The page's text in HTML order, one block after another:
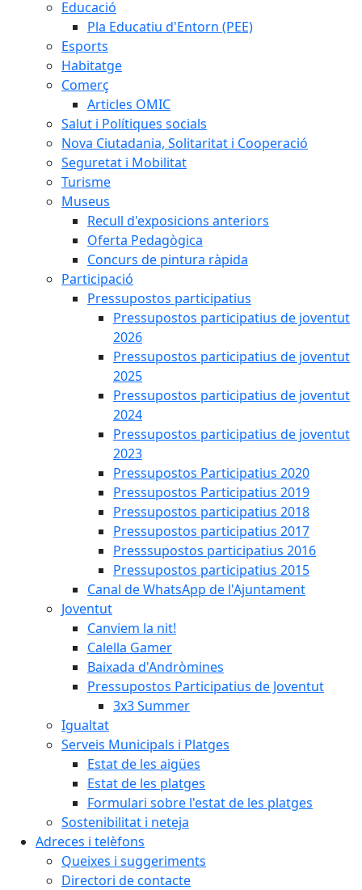
Educació
Pla Educatiu d'Entorn (PEE)
Esports
Habitatge
Comerç
Articles OMIC
Salut i Polítiques socials
Nova Ciutadania, Solitaritat i Cooperació
Seguretat i Mobilitat
Turisme
Museus
Recull d'exposicions anteriors
Oferta Pedagògica
Concurs de pintura ràpida
Participació
Pressupostos participatius
Pressupostos participatius de joventut
2026
Pressupostos participatius de joventut
2025
Pressupostos participatius de joventut
2024
Pressupostos participatius de joventut
2023
Pressupostos Participatius 2020
Pressupostos Participatius 2019
Pressupostos participatius 2018
Pressupostos participatius 2017
Presssupostos participatius 2016
Pressupostos participatius 2015
Canal de WhatsApp de l'Ajuntament
Joventut
Canviem la nit!
Calella Gamer
Baixada d'Andròmines
Pressupostos Participatius de Joventut
3x3 Summer
Igualtat
Serveis Municipals i Platges
Estat de les aigües
Estat de les platges
Formulari sobre l'estat de les platges
Sostenibilitat i neteja
Adreces i telèfons
Queixes i suggeriments
Directori de contacte